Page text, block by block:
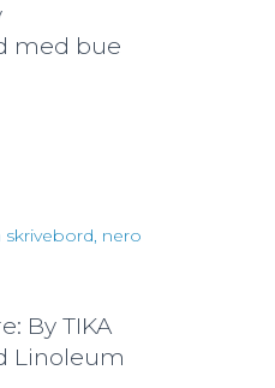
med bue
By TIKA
Linoleum